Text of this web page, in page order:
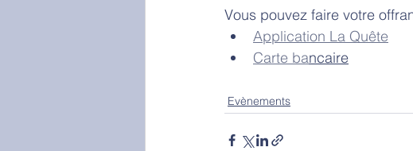
Vous pouvez faire votre
Application La Quête
Carte bancaire
Evènements